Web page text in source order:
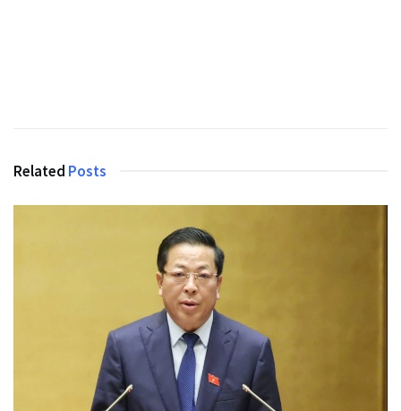
Related Posts